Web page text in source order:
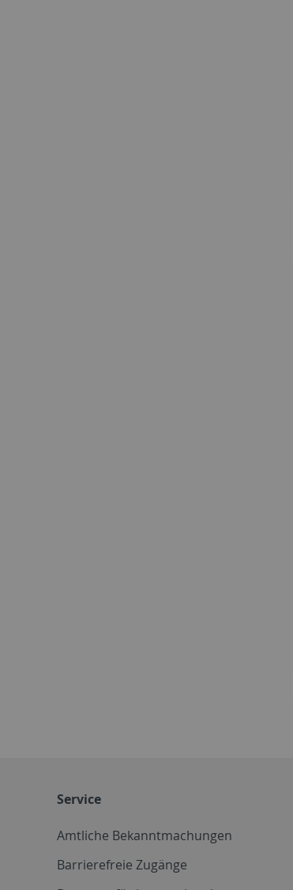
Service
Amtliche Bekanntmachungen
Barrierefreie Zugänge